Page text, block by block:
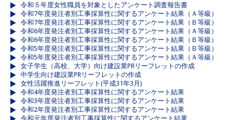
令和５年度女性職員を対象としたアンケート調査報告書
令和7年度発注者別工事採算性に関するアンケート結果（Ａ等級）
令和7年度発注者別工事採算性に関するアンケート結果（Ｂ等級）
令和6年度発注者別工事採算性に関するアンケート結果（Ａ等級）
令和6年度発注者別工事採算性に関するアンケート結果（Ｂ等級）
令和5年度発注者別工事採算性に関するアンケート結果（Ｂ等級）
令和5年度発注者別工事採算性に関するアンケート結果（Ａ等級）
女子学生（高校、大学）向け建設業PRリーフレットの作成
中学生向け建設業PRリーフレットの作成
女性活躍推進リーフレット(平成31年3月)
令和4年度発注者別工事採算性に関するアンケート結果
令和3年度発注者別工事採算性に関するアンケート結果
令和2年度発注者別工事採算性に関するアンケート結果
令和元年度発注者別工事採算性に関するアンケート結果